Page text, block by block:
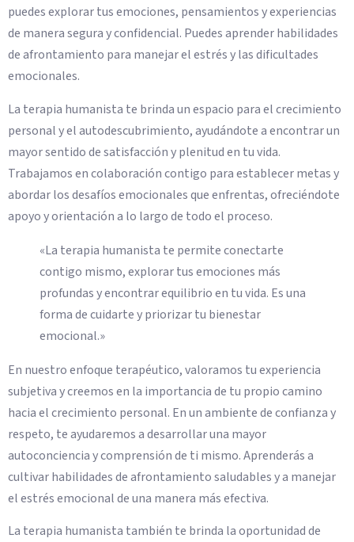
puedes explorar tus emociones, pensamientos y experiencias
de manera segura y confidencial. Puedes aprender habilidades
de afrontamiento para manejar el estrés y las dificultades
emocionales.
La terapia humanista te brinda un espacio para el crecimiento
personal y el autodescubrimiento, ayudándote a encontrar un
mayor sentido de satisfacción y plenitud en tu vida.
Trabajamos en colaboración contigo para establecer metas y
abordar los desafíos emocionales que enfrentas, ofreciéndote
apoyo y orientación a lo largo de todo el proceso.
«La terapia humanista te permite conectarte
contigo mismo, explorar tus emociones más
profundas y encontrar equilibrio en tu vida. Es una
forma de cuidarte y priorizar tu bienestar
emocional.»
En nuestro enfoque terapéutico, valoramos tu experiencia
subjetiva y creemos en la importancia de tu propio camino
hacia el crecimiento personal. En un ambiente de confianza y
respeto, te ayudaremos a desarrollar una mayor
autoconciencia y comprensión de ti mismo. Aprenderás a
cultivar habilidades de afrontamiento saludables y a manejar
el estrés emocional de una manera más efectiva.
La terapia humanista también te brinda la oportunidad de